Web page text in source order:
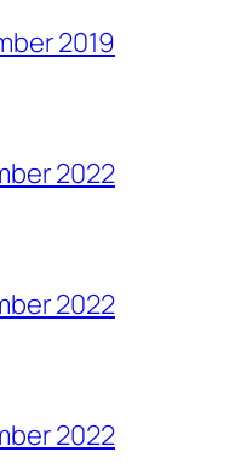
2019
2022
2022
2022